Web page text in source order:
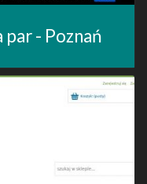
par - Poznań